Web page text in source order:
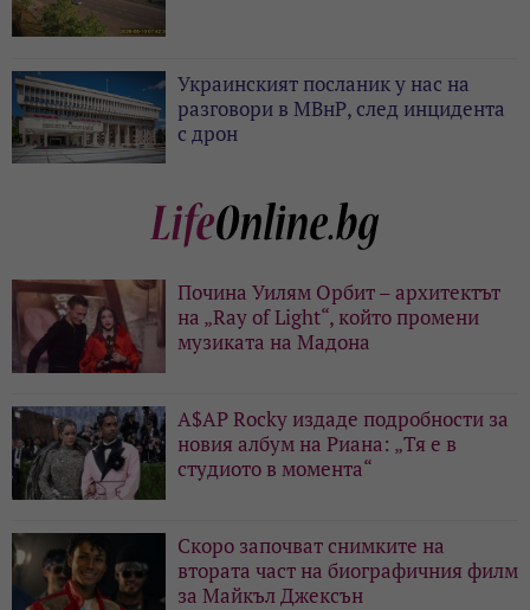
Украинският посланик у нас на
разговори в МВнР, след инцидента
с дрон
Почина Уилям Орбит – архитектът
на „Ray of Light“, който промени
музиката на Мадона
A$AP Rocky издаде подробности за
новия албум на Риана: „Тя е в
студиото в момента“
Скоро започват снимките на
втората част на биографичния филм
за Майкъл Джексън